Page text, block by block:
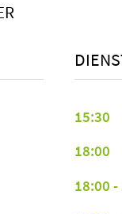
15:30
18:00
18:00